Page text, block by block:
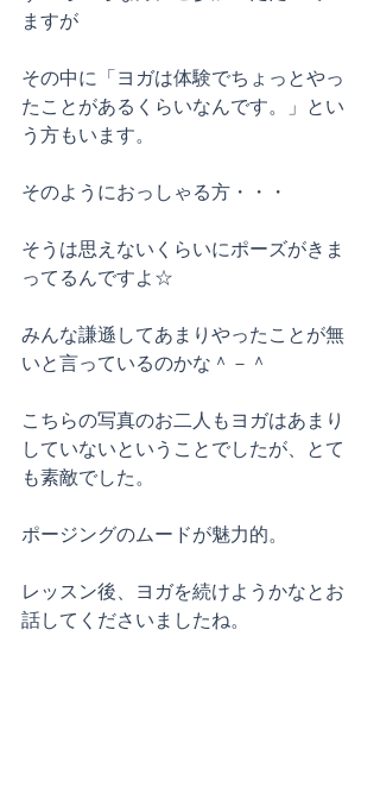
ますが
その中に「ヨガは体験でちょっとやっ
たことがあるくらいなんです。」とい
う方もいます。
そのようにおっしゃる方・・・
そうは思えないくらいにポーズがきま
ってるんですよ☆
みんな謙遜してあまりやったことが無
いと言っているのかな＾－＾
こちらの写真のお二人もヨガはあまり
していないということでしたが、とて
も素敵でした。
ポージングのムードが魅力的。
レッスン後、ヨガを続けようかなとお
話してくださいましたね。